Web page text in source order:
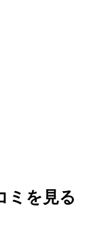
ミを見る